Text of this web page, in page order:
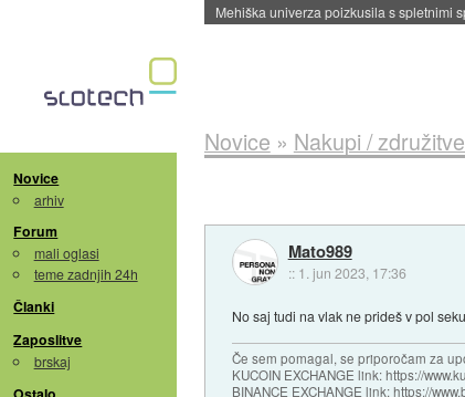
Evropska vesoljska agencija razvija
Novice
arhiv
Forum
mali oglasi
teme zadnjih 24h
Članki
Zaposlitve
brskaj
Novice » Nakupi /
Mato989
:: 1. jun 2023, 17:36
No saj tudi na vlak ne prideš v pol
Če sem pomagal, se priporočam za
KUCOIN EXCHANGE link: https://
BINANCE EXCHANGE link: https://